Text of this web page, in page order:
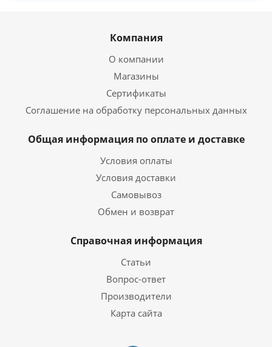
Компания
О компании
Магазины
Сертификаты
Соглашение на обработку персональных данных
Общая информация по оплате и доставке
Условия оплаты
Условия доставки
Самовывоз
Обмен и возврат
Справочная информация
Статьи
Вопрос-ответ
Производители
Карта сайта